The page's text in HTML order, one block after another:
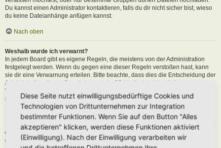
Du kannst einen Administrator kontaktieren, falls du dir nicht sicher bist, wieso
du keine Dateianhänge anfügen kannst.
Nach oben
Weshalb wurde ich verwarnt?
In jedem Board gibt es eigene Regeln, die meistens von der Administration
festgelegt werden. Wenn du gegen eine dieser Regeln verstoßen hast, kann
sie dir eine Verwarnung erteilen. Bitte beachte, dass dies die Entscheidung der
Administration dieses Boards ist und phpBB Limited nichts mit dieser
Verwarnung zu tun hat. Kontaktiere einen Administrator, sofern du die nicht
sicher bist, wieso du verwarnt wurdest.
Nach oben
Wie kann ich Beiträge den Moderatoren melden?
Wenn ein Administrator die entsprechenden Berechtigungen vergeben hat,
Diese Seite nutzt einwilligungsbedürftige Cookies und
Technologien von Drittunternehmen zur Integration
bestimmter Funktionen. Wenn Sie auf den Button "Alles
akzeptieren" klicken, werden diese Funktionen aktiviert
(Einwilligung). Nach der Einwilligung verarbeiten wir